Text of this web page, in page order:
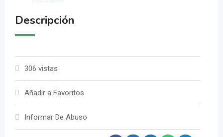
Descripción
306 vistas
Añadir a Favoritos
Informar De Abuso